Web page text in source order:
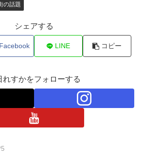
の話題
シェアする
Facebook LINE コピー
れすかをフォローする